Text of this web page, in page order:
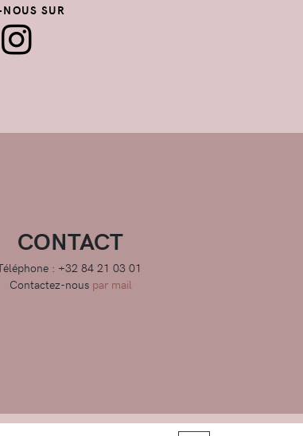
SUR
CONTACT
: +32 84 21 03 01
Contactez-nous par mail